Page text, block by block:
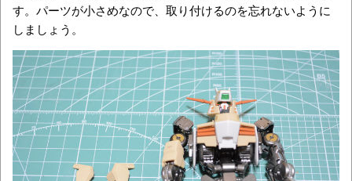
す。パーツが小さめなので、取り付けるのを忘れないように
しましょう。